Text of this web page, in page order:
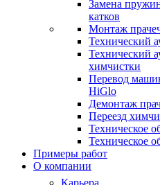
Замена
катков
Монтаж
Технический
Технический
химчистки
Перевод
HiGlo
Демонтаж
Переезд
Техническое
Техническое
Примеры работ
О компании